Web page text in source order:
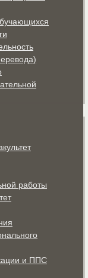
работы
и ППС